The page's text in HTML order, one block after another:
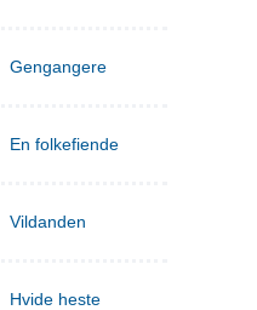
Gengangere
En folkefiende
Vildanden
Hvide heste